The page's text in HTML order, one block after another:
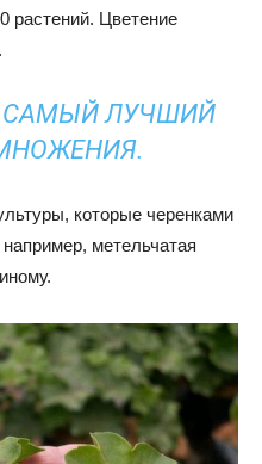
растений. Цветение
САМЫЙ ЛУЧШИЙ
которые черенками
метельчатая